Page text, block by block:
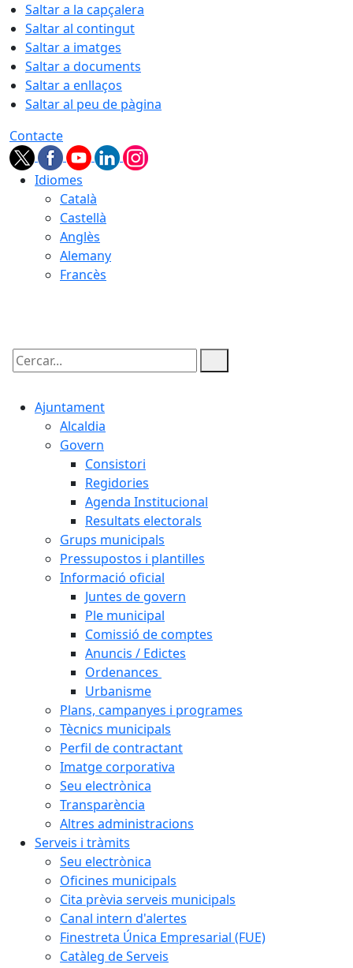
Saltar a la capçalera
Saltar al contingut
Saltar a imatges
Saltar a documents
Saltar a enllaços
Saltar al peu de pàgina
Contacte
Idiomes
Català
Castellà
Anglès
Alemany
Francès
Cercar:
Ajuntament
Alcaldia
Govern
Consistori
Regidories
Agenda Institucional
Resultats electorals
Grups municipals
Pressupostos i plantilles
Informació oficial
Juntes de govern
Ple municipal
Comissió de comptes
Anuncis / Edictes
Ordenances
Urbanisme
Plans, campanyes i programes
Tècnics municipals
Perfil de contractant
Imatge corporativa
Seu electrònica
Transparència
Altres administracions
Serveis i tràmits
Seu electrònica
Oficines municipals
Cita prèvia serveis municipals
Canal intern d'alertes
Finestreta Única Empresarial (FUE)
Catàleg de Serveis